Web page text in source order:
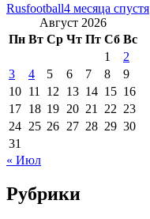
Rusfootball4 месяца спустя
Август 2026
Пн Вт Ср Чт Пт Сб Вс
1
2
3
4 5 6 7 8
9
10 11 12 13 14 15 16
17 18 19 20 21 22 23
24 25 26 27 28 29 30
31
« Июл
Рубрики